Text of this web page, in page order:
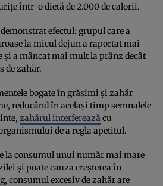
într-o dietă de 2.000 de calorii.
efectul: grupul care a
la micul dejun a raportat mai
și a mâncat mai mult la prânz decât
de zahăr.
bogate în grăsimi și zahăr
reducând în același timp semnalele
zahărul interfereazăcu
de a regla apetitul.
la consumul unui număr mai mare
și poate cauza creșterea în
consumul excesiv de zahăr are